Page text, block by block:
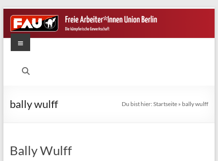
Zum
Inhalt
springen
FAU
kämpferische
Menü
bally wulff Du bist hier:Startseite » bally wulff
Bally Wulff